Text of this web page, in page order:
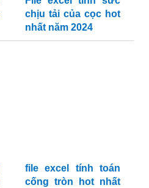
chịu tải của cọc hot
nhất năm 2024
file excel tính toán
cống tròn hot nhất